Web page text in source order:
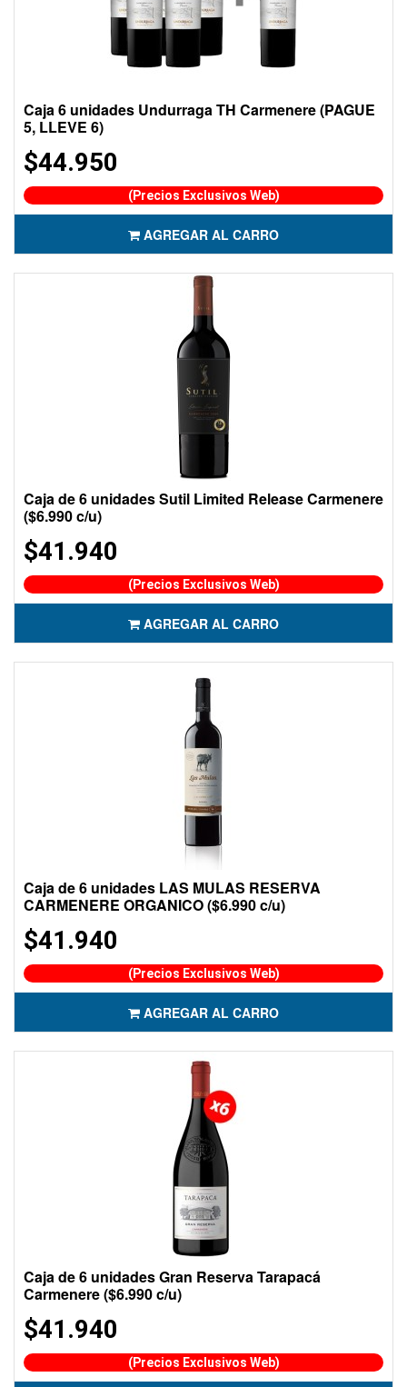
Caja 6 unidades Undurraga TH Carmenere (PAGUE
5, LLEVE 6)
$44.950
(Precios Exclusivos Web)
AGREGAR AL CARRO
Caja de 6 unidades Sutil Limited Release Carmenere
($6.990 c/u)
$41.940
(Precios Exclusivos Web)
AGREGAR AL CARRO
Caja de 6 unidades LAS MULAS RESERVA
CARMENERE ORGANICO ($6.990 c/u)
$41.940
(Precios Exclusivos Web)
AGREGAR AL CARRO
Caja de 6 unidades Gran Reserva Tarapacá
Carmenere ($6.990 c/u)
$41.940
(Precios Exclusivos Web)